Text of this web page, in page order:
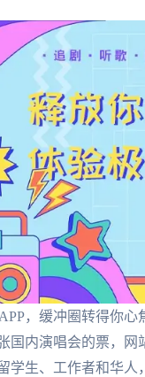
，缓冲圈转得你
国内演唱会的票，
学生、工作者和华